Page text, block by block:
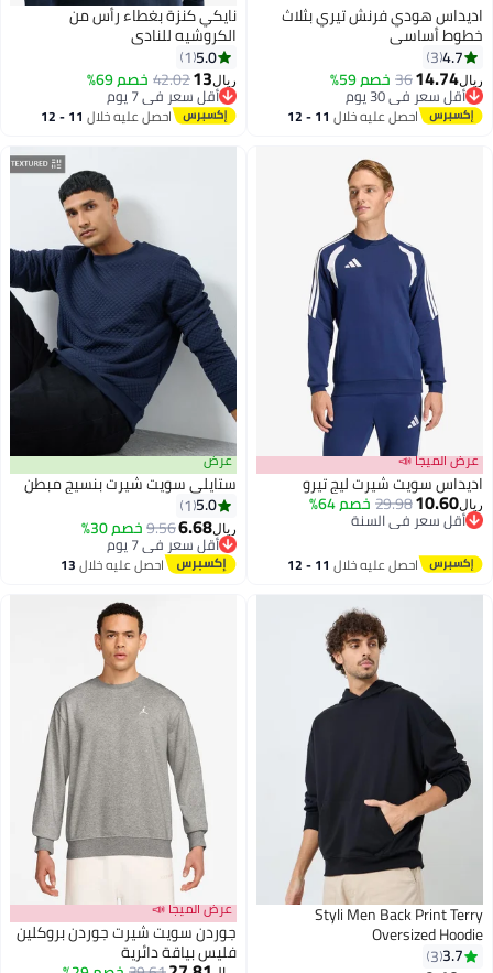
2
اديداس هودي فرنش تيري بثلاث
خطوط أساسي
4.7
3
ريال14.74
36 خصم 59%
أقل سعر في 30 يوم
أقل سعر في 30 يوماحصل عليه خلال 11 - 12
4
نايكي كنزة بغطاء رأس من
الكروشيه للنادي
5.0
1
ريال13
42.02خصم 69%
أقل سعر في 7 يوم
أقل سعر في 7 يوماحصل عليه خلال 11 - 12
3
عرض الميجا 📣
اديداس سويت شيرت ليج تيرو
ريال10.60
29.98خصم 64%
أقل سعر في السنة
أقل سعر في السنة
احصل عليه خلال 11 - 12
عرض
ستايلي سويت شيرت بنسيج مبطن
5.0
1
ريال6.68
9.56خصم 30%
أقل سعر في 7 يوم
أقل سعر في 7 يوماحصل عليه خلال13
Styli Men Back Print Terry
Oversized Hoodie
3.7
3
عرض الميجا 📣
جوردن سويت شيرت جوردن بروكلين
فليس بياقة دائرية